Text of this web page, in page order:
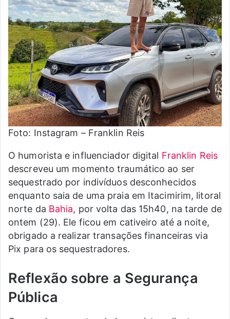
Foto: Instagram – Franklin Reis
O humorista e influenciador digital Franklin Reis
descreveu um momento traumático ao ser
sequestrado por indivíduos desconhecidos
enquanto saia de uma praia em Itacimirim, litoral
norte da Bahia, por volta das 15h40, na tarde de
ontem (29). Ele ficou em cativeiro até a noite,
obrigado a realizar transações financeiras via
Pix para os sequestradores.
Reflexão sobre a Segurança
Pública